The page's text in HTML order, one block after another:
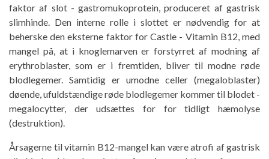
faktor af slot - gastromukoprotein, produceret af gastrisk
slimhinde. Den interne rolle i slottet er nødvendig for at
beherske den eksterne faktor for Castle - Vitamin B12, med
mangel på, at i knoglemarven er forstyrret af modning af
erythroblaster, som er i fremtiden, bliver til modne røde
blodlegemer. Samtidig er umodne celler (megaloblaster)
døende, ufuldstændige røde blodlegemer kommer til blodet -
megalocytter, der udsættes for for tidligt hæmolyse
(destruktion).
Årsagerne til vitamin B12-mangel kan være atrofi af gastrisk